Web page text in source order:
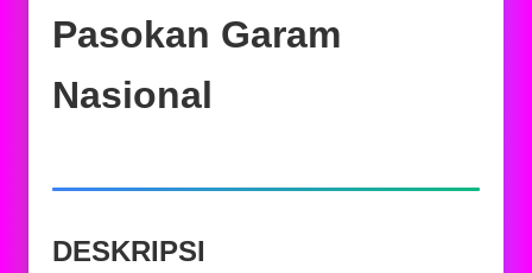
Pasokan Garam
Nasional
DESKRIPSI